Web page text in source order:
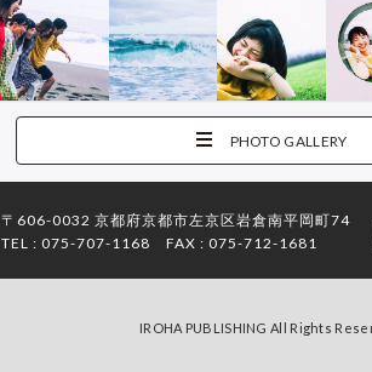
PHOTO GALLERY
〒606-0032 京都府京都市左京区岩倉南平岡町74
TEL : 075-707-1168 FAX : 075-712-1681
IROHA PUBLISHING All Rights